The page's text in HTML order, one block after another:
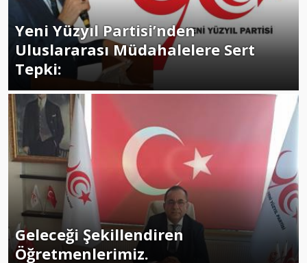
Yeni Yüzyıl Partisi’nden
Uluslararası Müdahalelere Sert
Tepki:
Geleceği Şekillendiren
Öğretmenlerimiz.